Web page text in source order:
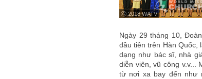
ⓒ 2018 WATV
Ngày 29 tháng 10,
đầu tiên trên Hàn Quốc,
dạng như bác sĩ, nhà
diễn viên, vũ công v.v...
từ nơi xa bay đến như